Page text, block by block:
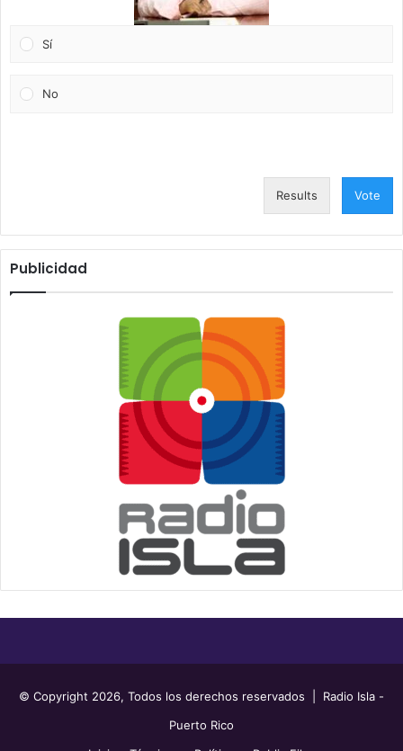
Sí
No
Results Vote
Publicidad
© Copyright 2026, Todos los derechos reservados | Radio Isla -
Puerto Rico